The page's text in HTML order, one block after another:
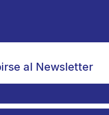
al Newsletter